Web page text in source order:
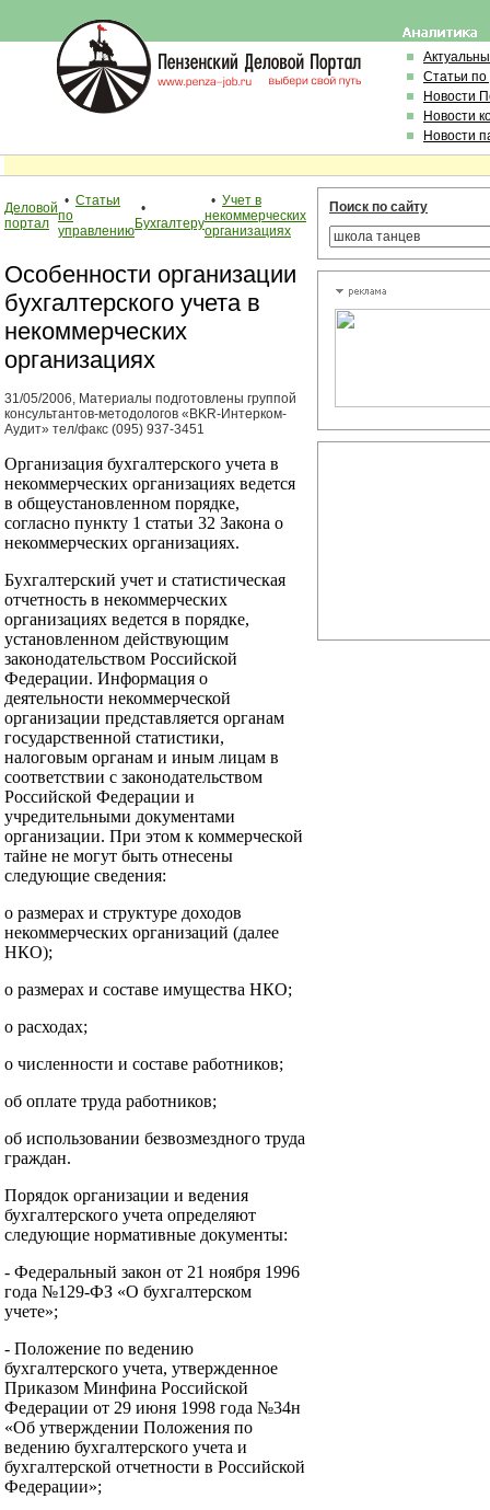
Статьи
Новости
Новости
Новости
Деловой
портал
• Статьи
по
управлению
•
Бухгалтеру
• Учет в
некоммерческих
организациях
Особенности организации
бухгалтерского учета в
некоммерческих
организациях
31/05/2006, Материалы подготовлены группой
консультантов-методологов «BKR-Интерком-
Аудит» тел/факс (095) 937-3451
Организация бухгалтерского учета в
некоммерческих организациях ведется
в общеустановленном порядке,
согласно пункту 1 статьи 32 Закона о
некоммерческих организациях.
Бухгалтерский учет и статистическая
отчетность в некоммерческих
организациях ведется в порядке,
установленном действующим
законодательством Российской
Федерации. Информация о
деятельности некоммерческой
организации представляется органам
государственной статистики,
налоговым органам и иным лицам в
соответствии с законодательством
Российской Федерации и
учредительными документами
организации. При этом к коммерческой
тайне не могут быть отнесены
следующие сведения:
о размерах и структуре доходов
некоммерческих организаций (далее
НКО);
о размерах и составе имущества НКО;
о расходах;
о численности и составе работников;
об оплате труда работников;
об использовании безвозмездного труда
граждан.
Порядок организации и ведения
бухгалтерского учета определяют
следующие нормативные документы:
- Федеральный закон от 21 ноября 1996
года №129-ФЗ «О бухгалтерском
учете»;
- Положение по ведению
бухгалтерского учета, утвержденное
Приказом Минфина Российской
Федерации от 29 июня 1998 года №34н
«Об утверждении Положения по
ведению бухгалтерского учета и
бухгалтерской отчетности в Российской
Федерации»;
Поиск по сайту